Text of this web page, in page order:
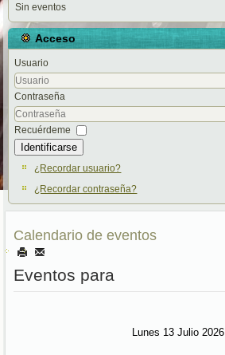
Sin eventos
Acceso
Usuario
Contraseña
Recuérdeme
Identificarse
¿Recordar usuario?
¿Recordar contraseña?
Calendario de eventos
Eventos para
Lunes 13 Julio 2026